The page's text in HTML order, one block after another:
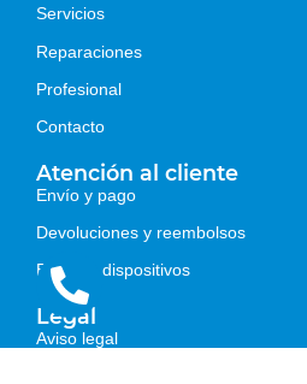
Servicios
Reparaciones
Profesional
Contacto
Atención al cliente
Envío y pago
Devoluciones y reembolsos
Estados dispositivos
Legal
Aviso legal